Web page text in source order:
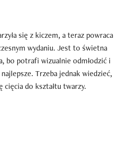
się z kiczem, a teraz powraca
wydaniu. Jest to świetna
bo potrafi wizualnie odmłodzić i
Trzeba jednak wiedzieć,
do kształtu twarzy.